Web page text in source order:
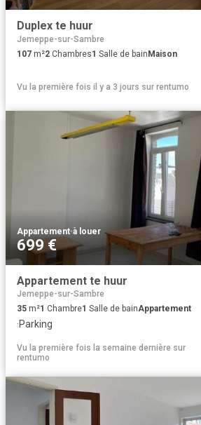
Duplex te huur
Jemeppe-sur-Sambre
107 m²2 Chambres1 Salle de bainMaison
Vu la première fois il y a 3 jours sur rentumo
Appartement·à louer
699 €
Appartement te huur
Jemeppe-sur-Sambre
35 m²1 Chambre1 Salle de bainAppartement
·Parking
Vu la première fois la semaine dernière sur
rentumo